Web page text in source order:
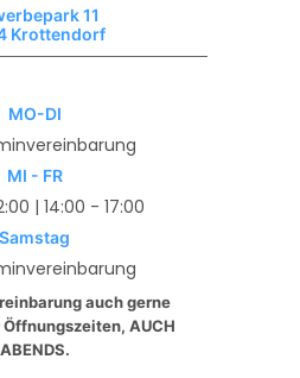
11
Krottendorf
MO-DI
MI - FR
| 14:00 - 17:00
Samstag
auch gerne
AUCH
ABENDS.